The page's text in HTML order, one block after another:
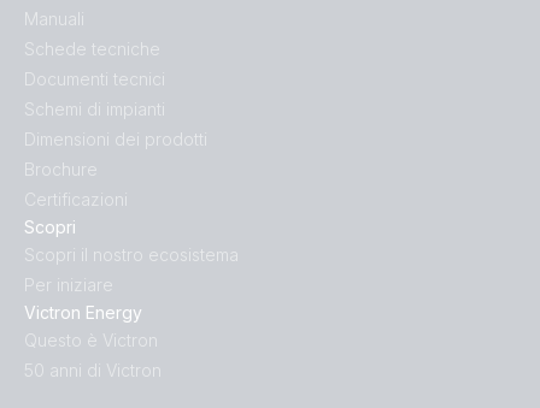
Scopri
Scopri il nostro ecosistema
Per iniziare
Victron Energy
Questo è Victron
50 anni di Victron
Manuali
Schede tecniche
Documenti tecnici
Schemi di impianti
Dimensioni dei prodotti
Brochure
Certificazioni